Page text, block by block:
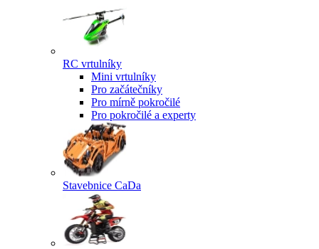
RC vrtulníky
Mini vrtulníky
Pro začátečníky
Pro mírně pokročilé
Pro pokročilé a experty
Stavebnice CaDa